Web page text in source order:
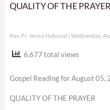
QUALITY OF THE PRAYER
Rev. Fr. Jerico Habunal Wednesday,
6,677 total views
Gospel Reading for August
QUALITY OF THE PRAYER